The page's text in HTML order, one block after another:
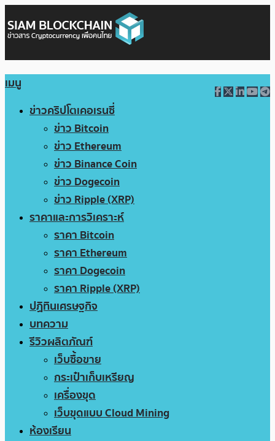
เมนู
ข่าวคริปโตเคอเรนซี่
ข่าว Bitcoin
ข่าว Ethereum
ข่าว Binance Coin
ข่าว Dogecoin
ข่าว Ripple (XRP)
ราคาและการวิเคราะห์
ราคา Bitcoin
ราคา Ethereum
ราคา Dogecoin
ราคา Ripple (XRP)
ปฏิทินเศรษฐกิจ
บทความ
รีวิวผลิตภัณฑ์
เว็บซื้อขาย
กระเป๋าเก็บเหรียญ
เครื่องขุด
เว็บขุดแบบ Cloud Mining
ห้องเรียน